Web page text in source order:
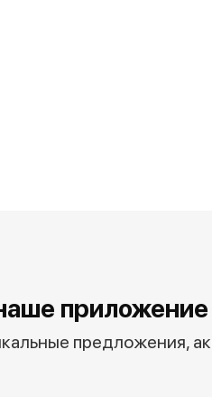
приложение
предложения,